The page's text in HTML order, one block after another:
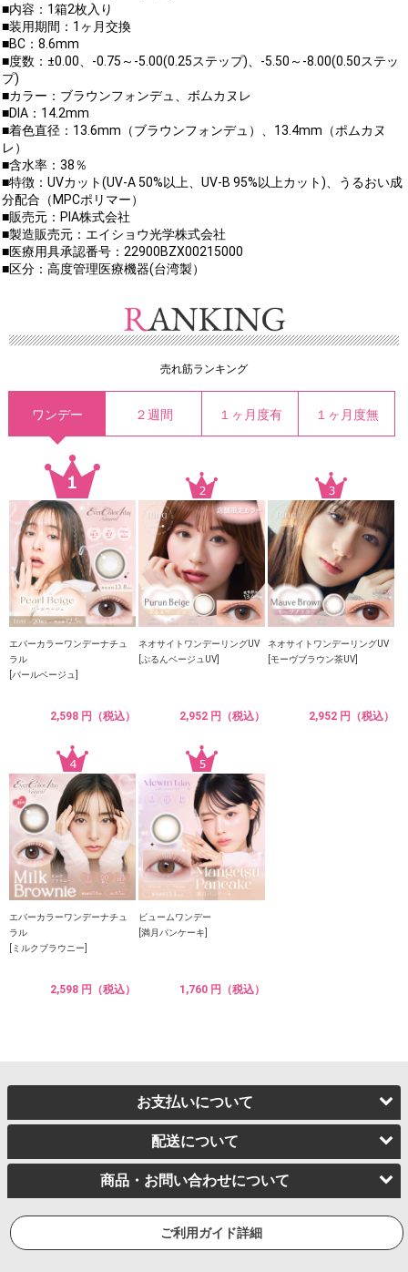
■内容：1箱2枚入り
■装用期間：1ヶ月交換
■BC：8.6mm
■度数：±0.00、-0.75～-5.00(0.25ステップ)、-5.50～-8.00(0.50ステッ
プ)
■カラー：ブラウンフォンデュ、ボムカヌレ
■DIA：14.2mm
■着色直径：13.6mm（ブラウンフォンデュ）、13.4mm（ポムカヌ
レ）
■含水率：38％
■特徴：UVカット(UV-A 50%以上、UV-B 95%以上カット)、うるおい成
分配合（MPCポリマー）
■販売元：PIA株式会社
■製造販売元：エイショウ光学株式会社
■医療用具承認番号：22900BZX00215000
■区分：高度管理医療機器(台湾製）
売れ筋ランキング
ワンデー ２週間 １ヶ月度有 １ヶ月度無
エバーカラーワンデーナチュ
ラル
[パールベージュ]
2,598 円（税込）
ネオサイトワンデーリングUV
[ぷるんベージュUV]
2,952 円（税込）
ネオサイトワンデーリングUV
[モーヴブラウン茶UV]
2,952 円（税込）
エバーカラーワンデーナチュ
ラル
[ミルクブラウニー]
2,598 円（税込）
ビュームワンデー
[満月パンケーキ]
1,760 円（税込）
お支払いについて
配送について
商品・お問い合わせについて
ご利用ガイド詳細